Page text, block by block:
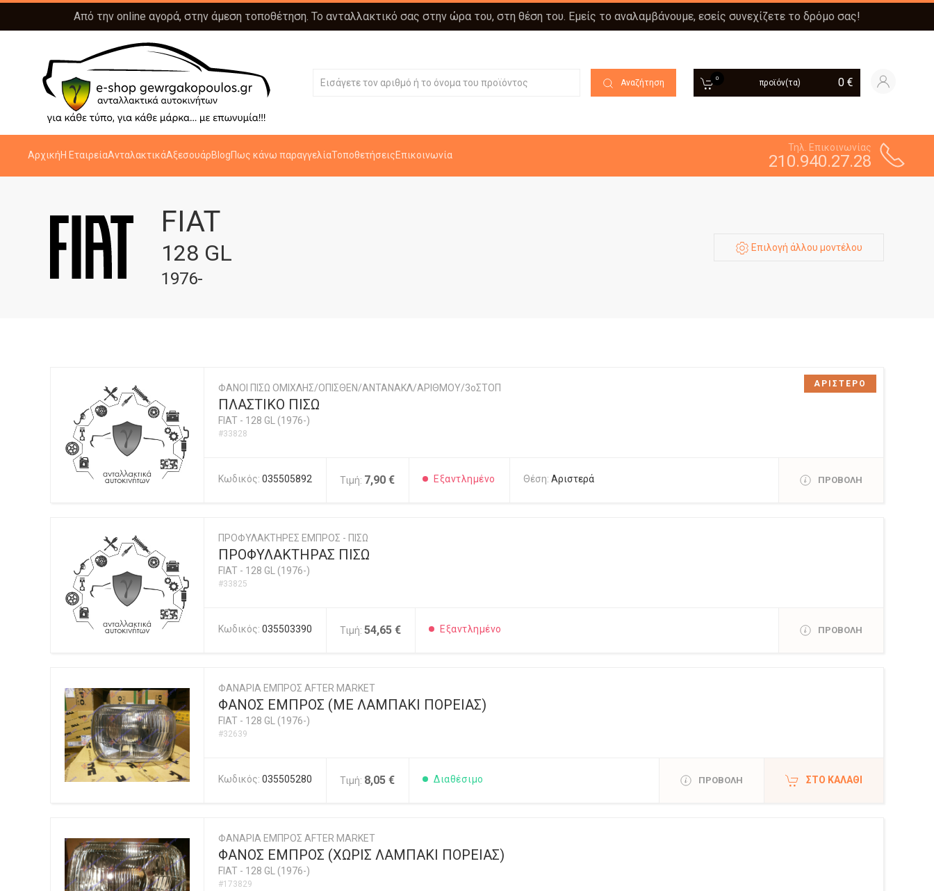
Από την online αγορά, στην άμεση τοποθέτηση. Το ανταλλακτικό σας στην ώρα του, στη θέση του. Εμείς το αναλαμβάνουμε, εσείς συνεχίζετε το δρόμο σας!
Αναζήτηση 0 προϊόν(τα) 0 €
ΑρχικήΗ ΕταιρείαΑνταλακτικάΑξεσουάρBlogΠως κάνω παραγγελίαΤοποθετήσειςΕπικοινωνία
Τηλ. Επικοινωνίας
210.940.27.28
FIAT
128 GL
1976-
Επιλογή άλλου μοντέλου
ΦΑΝΟΙ ΠΙΣΩ ΟΜΙΧΛΗΣ/ΟΠΙΣΘΕΝ/ΑΝΤΑΝΑΚΛ/ΑΡΙΘΜΟΥ/3οΣΤΟΠ
ΠΛΑΣΤΙΚΟ ΠΙΣΩ
FIAT - 128 GL (1976-)
#33828
Κωδικός: 035505892 Τιμή: 7,90 € Εξαντλημένο Θέση: Αριστερά ΠΡΟΒΟΛΗ
ΑΡΙΣΤΕΡΟ
ΠΡΟΦΥΛΑΚΤΗΡΕΣ ΕΜΠΡΟΣ - ΠΙΣΩ
ΠΡΟΦΥΛΑΚΤΗΡΑΣ ΠΙΣΩ
FIAT - 128 GL (1976-)
#33825
Κωδικός: 035503390 Τιμή: 54,65 € Εξαντλημένο ΠΡΟΒΟΛΗ
ΦΑΝΑΡΙΑ ΕΜΠΡΟΣ AFTER MARKET
ΦΑΝΟΣ ΕΜΠΡΟΣ (ΜΕ ΛΑΜΠΑΚΙ ΠΟΡΕΙΑΣ)
FIAT - 128 GL (1976-)
#32639
Κωδικός: 035505280 Τιμή: 8,05 € Διαθέσιμο ΠΡΟΒΟΛΗ ΣΤΟ ΚΑΛΆΘΙ
ΦΑΝΑΡΙΑ ΕΜΠΡΟΣ AFTER MARKET
ΦΑΝΟΣ ΕΜΠΡΟΣ (ΧΩΡΙΣ ΛΑΜΠΑΚΙ ΠΟΡΕΙΑΣ)
FIAT - 128 GL (1976-)
#173829